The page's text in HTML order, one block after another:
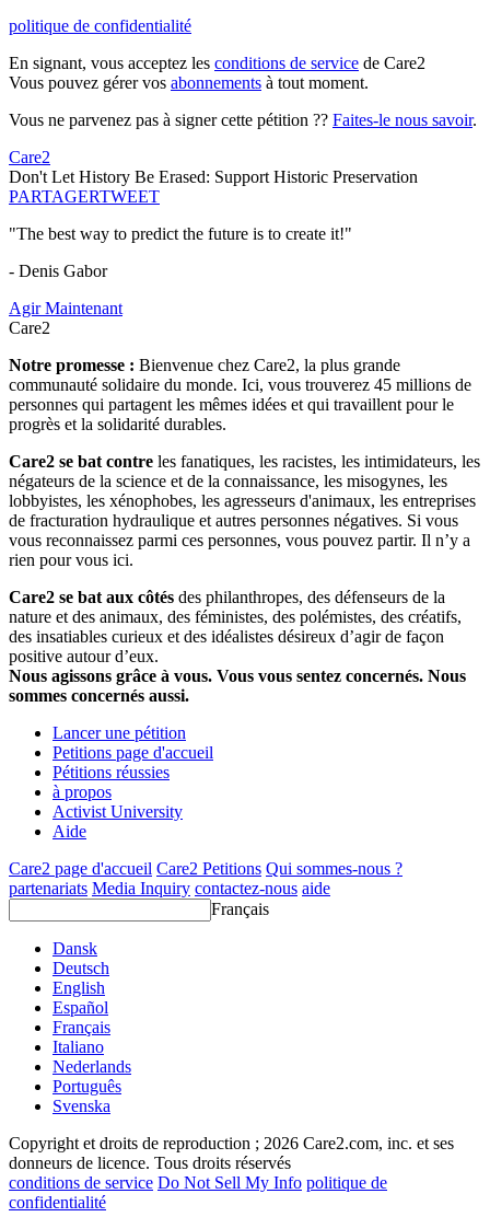
politique de confidentialité
En signant, vous acceptez les conditions de service de Care2
Vous pouvez gérer vos abonnements à tout moment.
Vous ne parvenez pas à signer cette pétition ?? Faites-le nous savoir.
Care2
Don't Let History Be Erased: Support Historic Preservation
PARTAGERTWEET
"The best way to predict the future is to create it!"
- Denis Gabor
Agir Maintenant
Care2
Notre promesse : Bienvenue chez Care2, la plus grande
communauté solidaire du monde. Ici, vous trouverez 45 millions de
personnes qui partagent les mêmes idées et qui travaillent pour le
progrès et la solidarité durables.
Care2 se bat contre les fanatiques, les racistes, les intimidateurs, les
négateurs de la science et de la connaissance, les misogynes, les
lobbyistes, les xénophobes, les agresseurs d'animaux, les entreprises
de fracturation hydraulique et autres personnes négatives. Si vous
vous reconnaissez parmi ces personnes, vous pouvez partir. Il n’y a
rien pour vous ici.
Care2 se bat aux côtés des philanthropes, des défenseurs de la
nature et des animaux, des féministes, des polémistes, des créatifs,
des insatiables curieux et des idéalistes désireux d’agir de façon
positive autour d’eux.
Nous agissons grâce à vous. Vous vous sentez concernés. Nous
sommes concernés aussi.
Lancer une pétition
Petitions page d'accueil
Pétitions réussies
à propos
Activist University
Aide
Care2 page d'accueil Care2 Petitions Qui sommes-nous ?
partenariats Media Inquiry contactez-nous aide
Français
Dansk
Deutsch
English
Español
Français
Italiano
Nederlands
Português
Svenska
Copyright et droits de reproduction ; 2026 Care2.com, inc. et ses
donneurs de licence. Tous droits réservés
conditions de service Do Not Sell My Info politique de
confidentialité